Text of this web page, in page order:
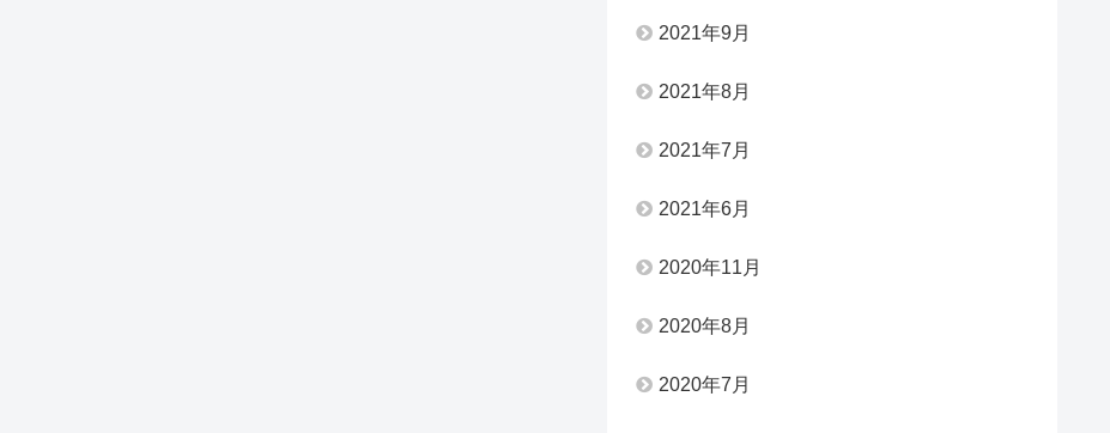
2021年9月
2021年8月
2021年7月
2021年6月
2020年11月
2020年8月
2020年7月